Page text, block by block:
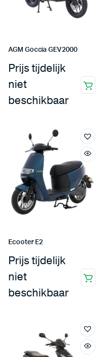
AGM Goccia GEV2000
Prijs tijdelijk
niet
beschikbaar
Ecooter E2
Prijs tijdelijk
niet
beschikbaar